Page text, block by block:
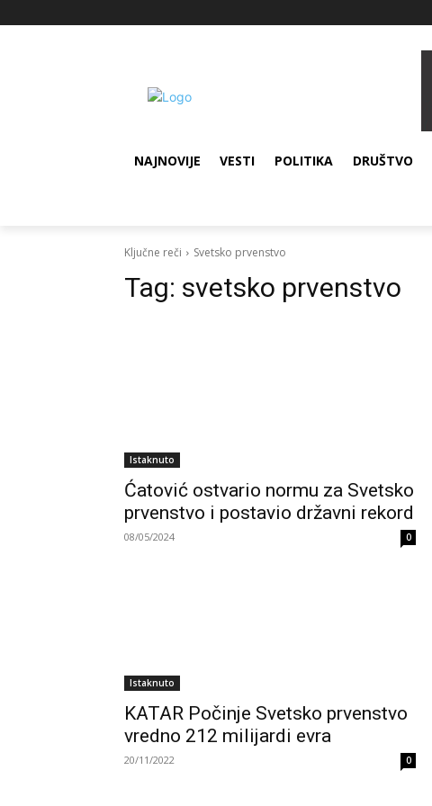
NAJNOVIJE VESTI POLITIKA DRUŠTVO
Ključne reči Svetsko prvenstvo
Tag: svetsko prvenstvo
Istaknuto
Ćatović ostvario normu za Svetsko
prvenstvo i postavio državni rekord
08/05/2024 0
Istaknuto
KATAR Počinje Svetsko prvenstvo
vredno 212 milijardi evra
20/11/2022 0